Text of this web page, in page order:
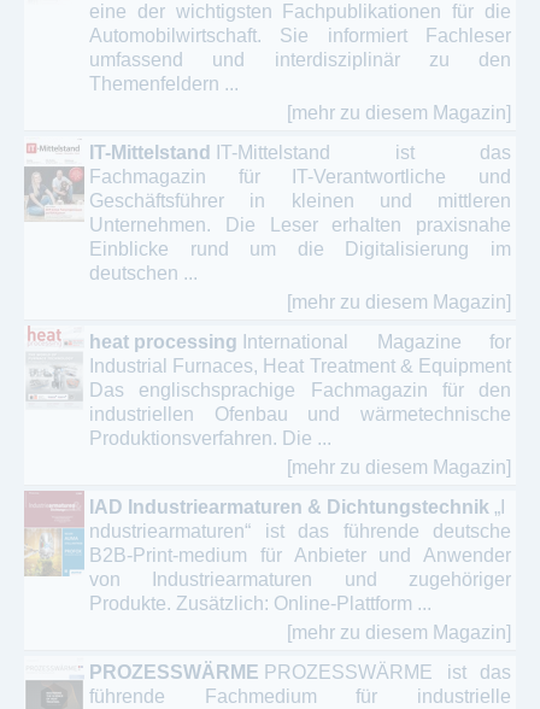
eine der wichtigsten Fachpublikationen für die
Automobilwirtschaft. Sie informiert Fachleser
umfassend und interdisziplinär zu den
Themenfeldern ...
[mehr zu diesem Magazin]
IT-Mittelstand
IT-Mittelstand ist das
Fachmagazin für IT-Verantwortliche und
Geschäftsführer in kleinen und mittleren
Unternehmen. Die Leser erhalten praxisnahe
Einblicke rund um die Digitalisierung im
deutschen ...
[mehr zu diesem Magazin]
heat processing International Magazine for
Industrial Furnaces, Heat Treatment & Equipment
Das englischsprachige Fachmagazin für den
industriellen Ofenbau und wärmetechnische
Produktionsverfahren. Die ...
[mehr zu diesem Magazin]
IAD Industriearmaturen & Dichtungstechnik „I
ndustriearmaturen“ ist das führende deutsche
B2B-Print-medium für Anbieter und Anwender
von Industriearmaturen und zugehöriger
Produkte. Zusätzlich: Online-Plattform ...
[mehr zu diesem Magazin]
PROZESSWÄRME PROZESSWÄRME ist das
führende Fachmedium für industrielle